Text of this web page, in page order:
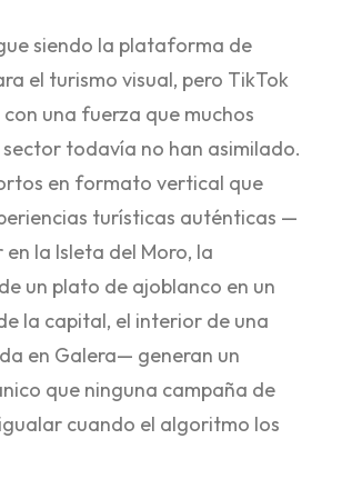
siendo la plataforma de
el turismo visual, pero TikTok
una fuerza que muchos
todavía no han asimilado.
en formato vertical que
turísticas auténticas —
la Isleta del Moro, la
un plato de ajoblanco en un
la capital, el interior de una
en Galera— generan un
que ninguna campaña de
cuando el algoritmo los